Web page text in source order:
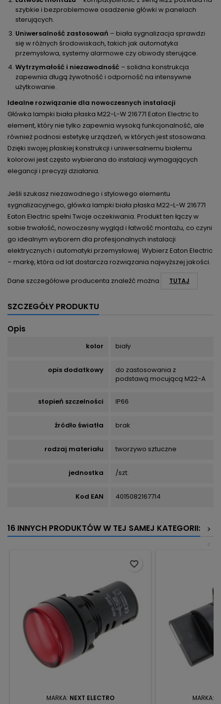
szybkie i bezproblemowe osadzenie główki w panelach
sterujących.
Uniwersalność zastosowań – biała sygnalizacja sprawdzi
się w różnych środowiskach, takich jak automatyka
przemysłowa, systemy alarmowe czy obwody sterujące.
Wytrzymałość i niezawodność – solidna konstrukcja
zapewnia długą żywotność i odporność na intensywne
użytkowanie.
Idealne rozwiązanie dla nowoczesnych instalacji
Główka lampki biała płaska M22-L-W 216771 Eaton Electric to
element, który nie tylko zapewnia wysoką funkcjonalność, ale
również podnosi estetykę urządzeń, w których jest stosowana.
Dzięki swojej płaskiej konstrukcji i uniwersalnemu białemu
kolorowi jest często wybierana do instalacji wymagających
elegancji i precyzji działania.
Jeśli szukasz niezawodnego i stylowego elementu
sygnalizacyjnego, główka lampki biała płaska M22-L-W 216771
Eaton Electric spełni Twoje oczekiwania. Produkt ten łączy w
sobie trwałość, nowoczesny wygląd i łatwość montażu, co czyni
go idealnym wyborem dla profesjonalnych instalacji
elektrycznych i automatyki przemysłowej. Wybierz Eaton Electric
– markę, która od lat dostarcza rozwiązania najwyższej jakości.
Dane szczegółowe producenta znaleźć można
TUTAJ
SZCZEGÓŁY PRODUKTU
Opis
kolor biały
opis dodatkowy
do zastosowania z
podstawą mocującą M22-A
stopień szczelności IP66
źródło światła brak
rodzaj materiału tworzywo sztuczne
jednostka /szt.
Kod EAN 4015082167714
16 INNYCH PRODUKTÓW W TEJ SAMEJ KATEGORII:
>
<
MARKA: NEXT ELECTRO
favorite_border
MARKA: